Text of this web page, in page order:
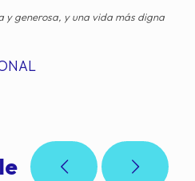
y generosa, y una vida más digna